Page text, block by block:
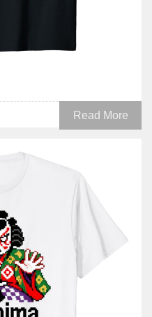
Read More